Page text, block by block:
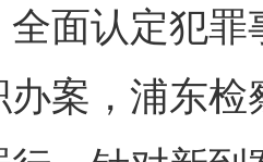
认定犯罪
办案，浦东